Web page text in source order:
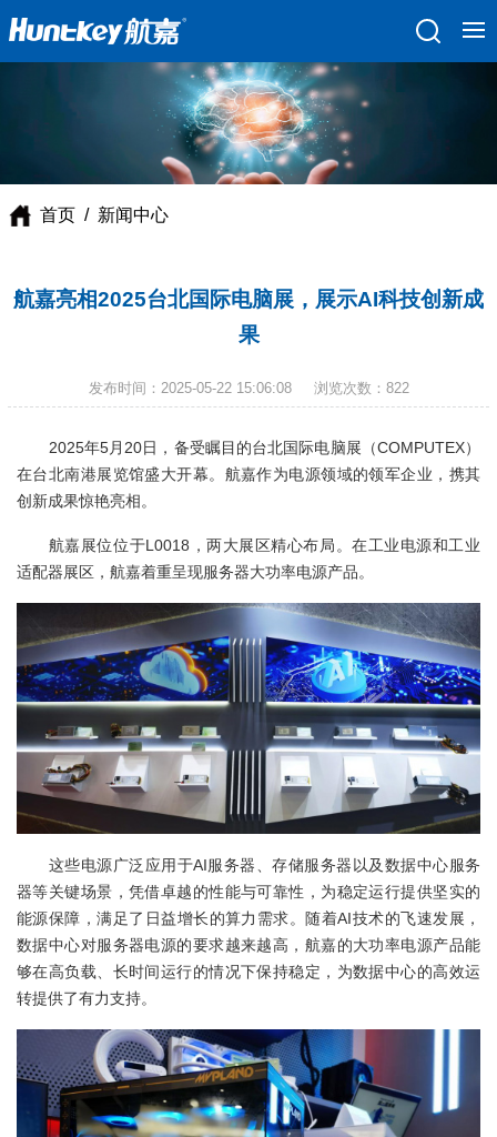
首页 / 新闻中心
航嘉亮相2025台北国际电脑展，展示AI科技创新成
果
发布时间： 2025-05-22 15:06:08 浏览次数： 822
2025年5月20日，备受瞩目的台北国际电脑展（COMPUTEX）
在台北南港展览馆盛大开幕。航嘉作为电源领域的领军企业，携其
创新成果惊艳亮相。
航嘉展位位于L0018，两大展区精心布局。在工业电源和工业
适配器展区，航嘉着重呈现服务器大功率电源产品。
这些电源广泛应用于AI服务器、存储服务器以及数据中心服务
器等关键场景，凭借卓越的性能与可靠性，为稳定运行提供坚实的
能源保障，满足了日益增长的算力需求。随着AI技术的飞速发展，
数据中心对服务器电源的要求越来越高，航嘉的大功率电源产品能
够在高负载、长时间运行的情况下保持稳定，为数据中心的高效运
转提供了有力支持。